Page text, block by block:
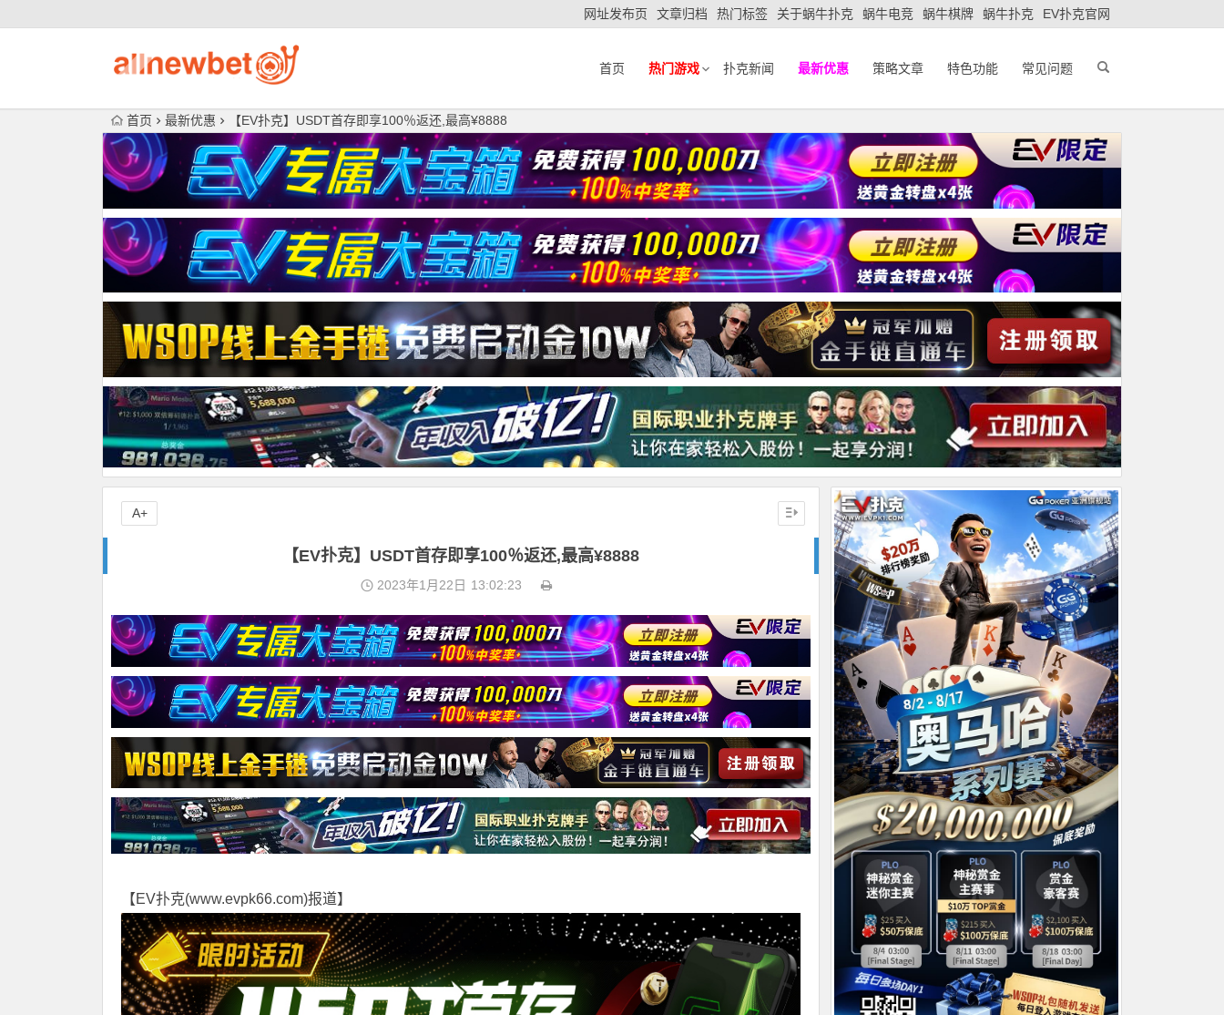
网址发布页 文章归档 热门标签 关于蜗牛扑克 蜗牛电竞 蜗牛棋牌 蜗牛扑克 EV扑克官网
首页 热门游戏 扑克新闻 最新优惠 策略文章 特色功能 常见问题
首页 最新优惠 【EV扑克】USDT首存即享100％返还,最高¥8888
【EV扑克】USDT首存即享100％返还,最高¥8888
2023年1月22日 13:02:23
【EV扑克(www.evpk66.com)报道】
A+